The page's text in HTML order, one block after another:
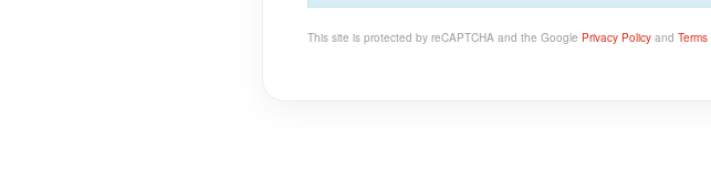
This site is protected by reCAPTCHA and the Google Privacy Policy and